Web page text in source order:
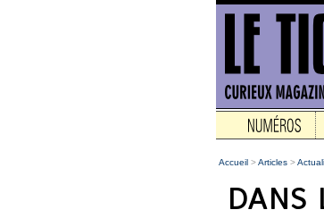
Accueil >Articles >